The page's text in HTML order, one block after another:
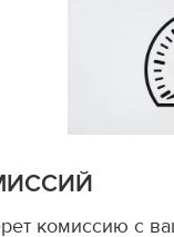
комиссию с